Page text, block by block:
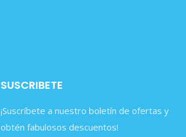
SUSCRIBETE
¡Suscríbete a nuestro boletín de ofertas y
obtén fabulosos descuentos!